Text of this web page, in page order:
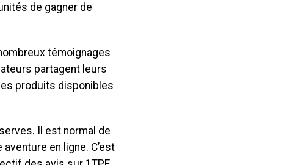
de gagner de
témoignages
partagent leurs
produits disponibles
Il est normal de
en ligne. C’est